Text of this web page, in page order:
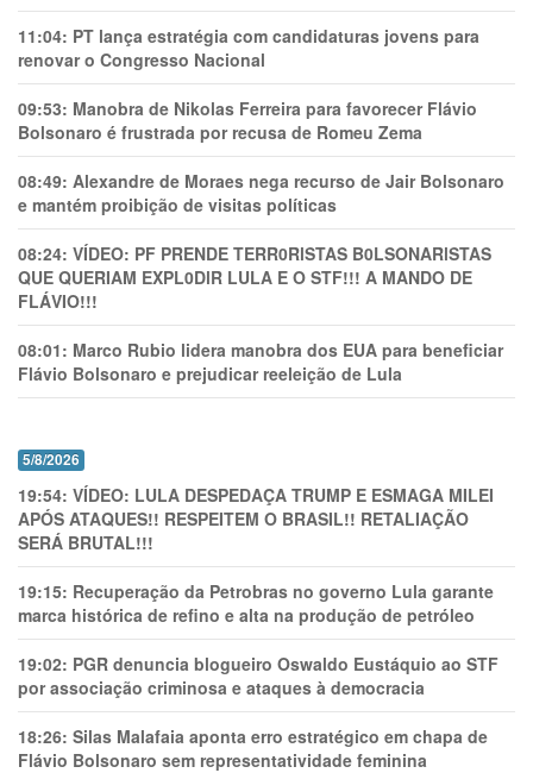
11:04: PT lança estratégia com candidaturas jovens para
renovar o Congresso Nacional
09:53: Manobra de Nikolas Ferreira para favorecer Flávio
Bolsonaro é frustrada por recusa de Romeu Zema
08:49: Alexandre de Moraes nega recurso de Jair Bolsonaro
e mantém proibição de visitas políticas
08:24: VÍDEO: PF PRENDE TERR0RlSTAS B0LSONARlSTAS
QUE QUERIAM EXPL0DlR LULA E O STF!!! A MANDO DE
FLÁVIO!!!
08:01: Marco Rubio lidera manobra dos EUA para beneficiar
Flávio Bolsonaro e prejudicar reeleição de Lula
5/8/2026
19:54: VÍDEO: LULA DESPEDAÇA TRUMP E ESMAGA MILEI
APÓS ATAQUES!! RESPEITEM O BRASIL!! RETALIAÇÃO
SERÁ BRUTAL!!!
19:15: Recuperação da Petrobras no governo Lula garante
marca histórica de refino e alta na produção de petróleo
19:02: PGR denuncia blogueiro Oswaldo Eustáquio ao STF
por associação criminosa e ataques à democracia
18:26: Silas Malafaia aponta erro estratégico em chapa de
Flávio Bolsonaro sem representatividade feminina